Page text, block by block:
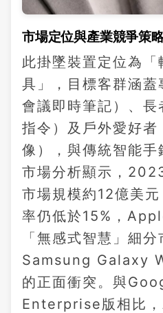
市場定位與產業競爭策
此掛墜裝置定位為
具」，目標客群涵蓋
會議即時筆記）、長
指令）及戶外愛好者
像），與傳統智能手
市場分析顯示，
市場規模約12億美
率仍低於15%，
「無感式智慧」細
Samsung Galaxy
的正面衝突。與
Enterprise版相比